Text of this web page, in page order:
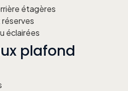
étagères
éclairées
plafond